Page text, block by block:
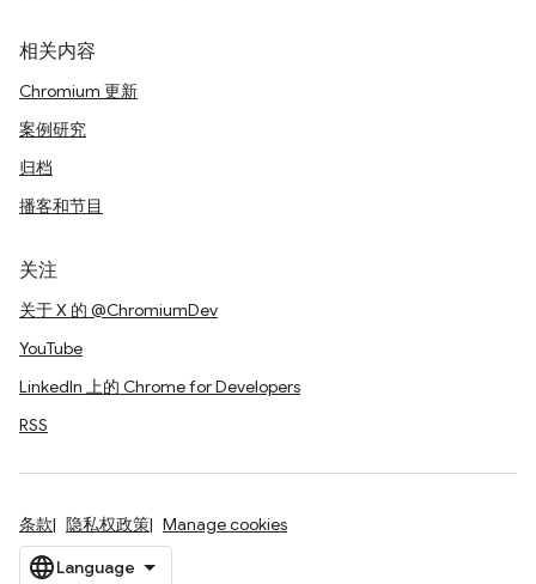
相关内容
Chromium 更新
案例研究
归档
播客和节目
关注
关于 X 的 @ChromiumDev
YouTube
LinkedIn 上的 Chrome for Developers
RSS
条款 隐私权政策 Manage cookies